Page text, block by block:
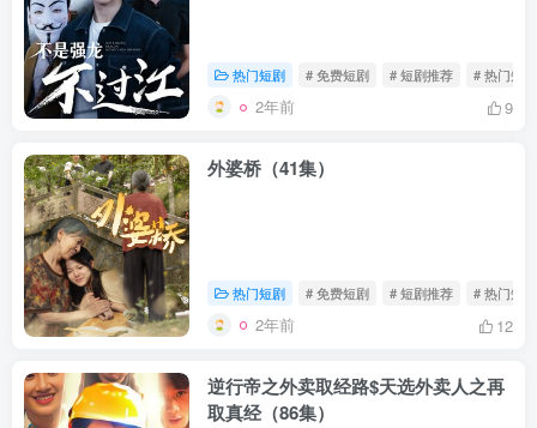
热门短剧 # 免费短剧 # 短剧推荐 # 热门短剧
2年前 9
外婆桥（41集）
热门短剧 # 免费短剧 # 短剧推荐 # 热门短剧
2年前 12
逆行帝之外卖取经路$天选外卖人之再
取真经（86集）